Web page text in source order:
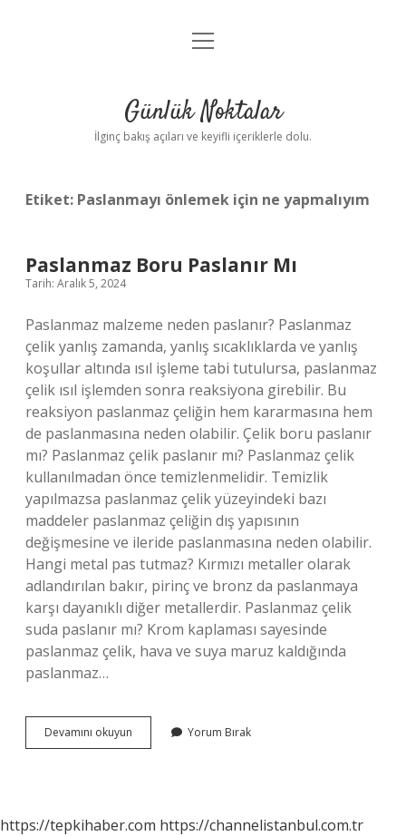
Anasayfa
Yasal Uyarı
menüyü
Günlük Noktalar
İlginç bakış açıları ve keyifli içeriklerle dolu.
Etiket: Paslanmayı önlemek için ne yapmalıyım
Paslanmaz Boru Paslanır Mı
Tarih: Aralık 5, 2024
Paslanmaz malzeme neden paslanır? Paslanmaz
çelik yanlış zamanda, yanlış sıcaklıklarda ve yanlış
koşullar altında ısıl işleme tabi tutulursa, paslanmaz
çelik ısıl işlemden sonra reaksiyona girebilir. Bu
reaksiyon paslanmaz çeliğin hem kararmasına hem
de paslanmasına neden olabilir. Çelik boru paslanır
mı? Paslanmaz çelik paslanır mı? Paslanmaz çelik
kullanılmadan önce temizlenmelidir. Temizlik
yapılmazsa paslanmaz çelik yüzeyindeki bazı
maddeler paslanmaz çeliğin dış yapısının
değişmesine ve ileride paslanmasına neden olabilir.
Hangi metal pas tutmaz? Kırmızı metaller olarak
adlandırılan bakır, pirinç ve bronz da paslanmaya
karşı dayanıklı diğer metallerdir. Paslanmaz çelik
suda paslanır mı? Krom kaplaması sayesinde
paslanmaz çelik, hava ve suya maruz kaldığında
paslanmaz…
Devamını okuyun Paslanmaz
Boru
Yorum Bırak
https://tepkihaber.com https://channelistanbul.com.tr